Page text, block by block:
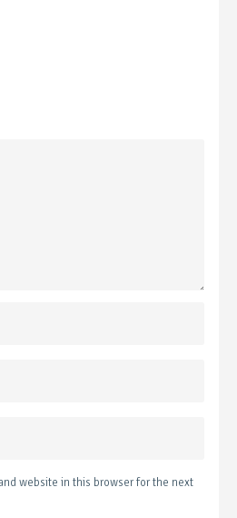
website in this browser for the next